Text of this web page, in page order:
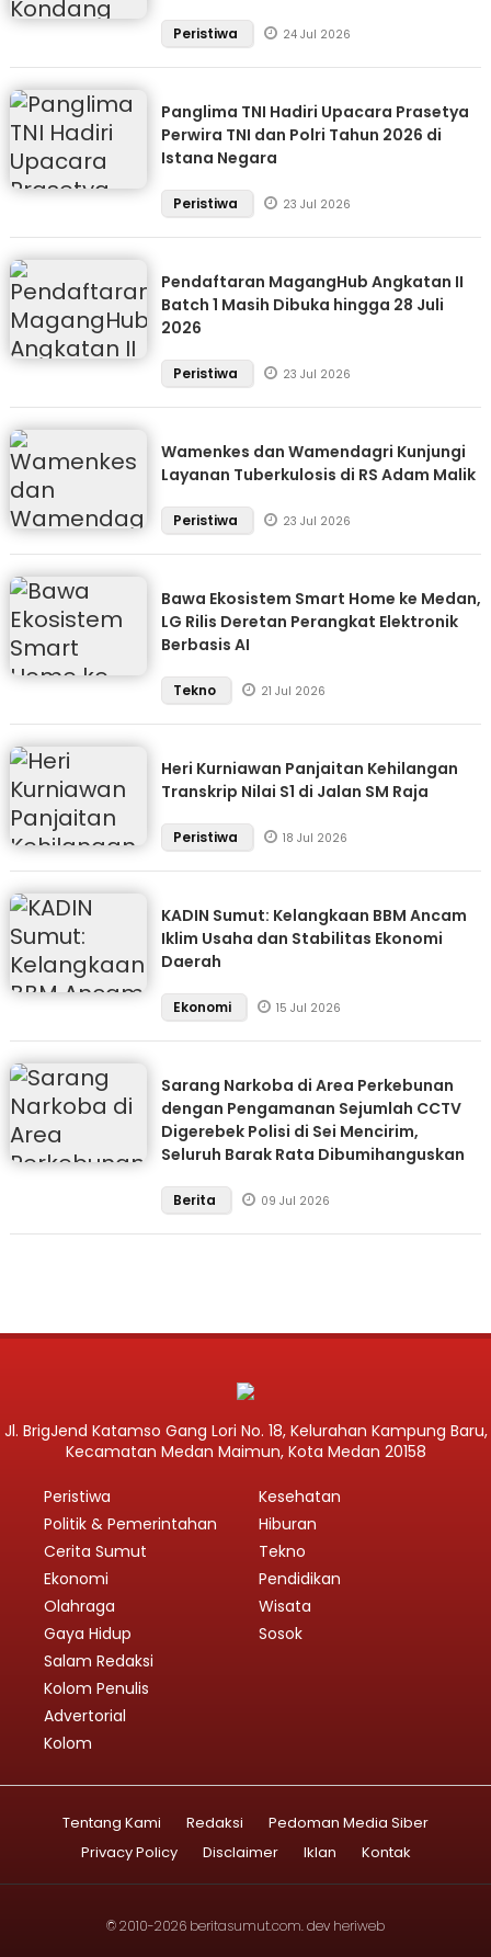
Peristiwa 24 Jul 2026
Panglima TNI Hadiri Upacara Prasetya
Perwira TNI dan Polri Tahun 2026 di
Istana Negara
Peristiwa 23 Jul 2026
Pendaftaran MagangHub Angkatan II
Batch 1 Masih Dibuka hingga 28 Juli
2026
Peristiwa 23 Jul 2026
Wamenkes dan Wamendagri Kunjungi
Layanan Tuberkulosis di RS Adam Malik
Peristiwa 23 Jul 2026
Bawa Ekosistem Smart Home ke Medan,
LG Rilis Deretan Perangkat Elektronik
Berbasis AI
Tekno 21 Jul 2026
Heri Kurniawan Panjaitan Kehilangan
Transkrip Nilai S1 di Jalan SM Raja
Peristiwa 18 Jul 2026
KADIN Sumut: Kelangkaan BBM Ancam
Iklim Usaha dan Stabilitas Ekonomi
Daerah
Ekonomi 15 Jul 2026
Sarang Narkoba di Area Perkebunan
dengan Pengamanan Sejumlah CCTV
Digerebek Polisi di Sei Mencirim,
Seluruh Barak Rata Dibumihanguskan
Berita 09 Jul 2026
Jl. BrigJend Katamso Gang Lori No. 18, Kelurahan Kampung Baru,
Kecamatan Medan Maimun, Kota Medan 20158
Peristiwa
Politik & Pemerintahan
Cerita Sumut
Ekonomi
Olahraga
Gaya Hidup
Kesehatan
Hiburan
Tekno
Pendidikan
Wisata
Sosok
Salam Redaksi
Kolom Penulis
Advertorial
Kolom
Tentang Kami Redaksi
Pedoman Media Siber
Privacy Policy
Disclaimer Iklan Kontak
© 2010-2026 beritasumut.com. dev heriweb